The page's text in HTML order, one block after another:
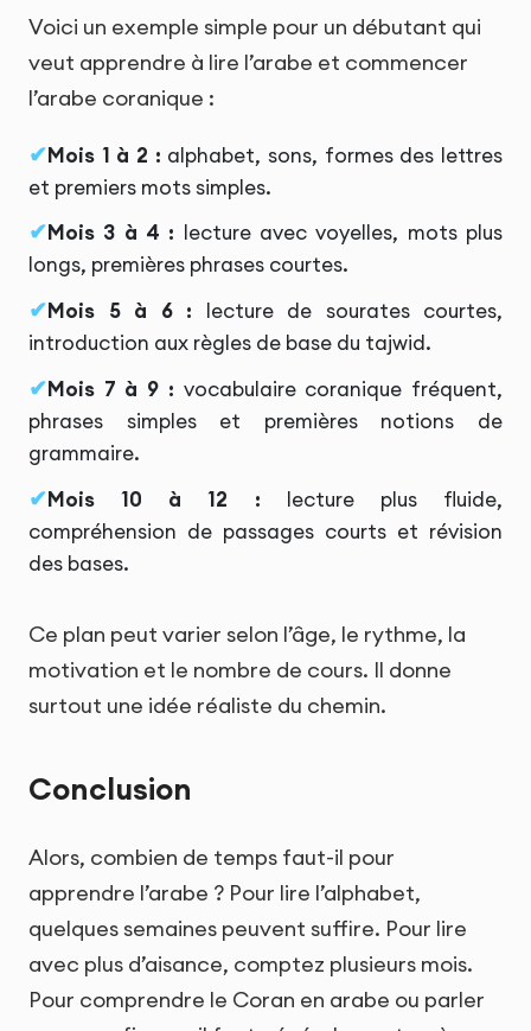
Voici un exemple simple pour un débutant qui
veut apprendre à lire l’arabe et commencer
l’arabe coranique :
Mois 1 à 2 : alphabet, sons, formes des lettres
et premiers mots simples.
Mois 3 à 4 : lecture avec voyelles, mots plus
longs, premières phrases courtes.
Mois 5 à 6 : lecture de sourates courtes,
introduction aux règles de base du tajwid.
Mois 7 à 9 : vocabulaire coranique fréquent,
phrases simples et premières notions de
grammaire.
Mois 10 à 12 : lecture plus fluide,
compréhension de passages courts et révision
des bases.
Ce plan peut varier selon l’âge, le rythme, la
motivation et le nombre de cours. Il donne
surtout une idée réaliste du chemin.
Conclusion
Alors, combien de temps faut-il pour
apprendre l’arabe ? Pour lire l’alphabet,
quelques semaines peuvent suffire. Pour lire
avec plus d’aisance, comptez plusieurs mois.
Pour comprendre le Coran en arabe ou parler